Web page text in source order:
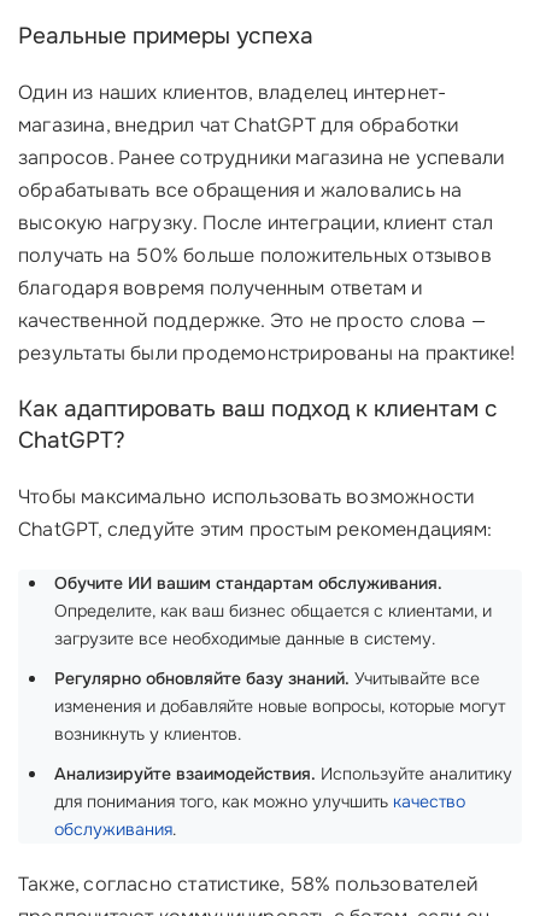
Реальные примеры успеха
Один из наших клиентов, владелец интернет-
магазина, внедрил чат ChatGPT для обработки
запросов. Ранее сотрудники магазина не успевали
обрабатывать все обращения и жаловались на
высокую нагрузку. После интеграции, клиент стал
получать на 50% больше положительных отзывов
благодаря вовремя полученным ответам и
качественной поддержке. Это не просто слова —
результаты были продемонстрированы на практике!
Как адаптировать ваш подход к клиентам с
ChatGPT?
Чтобы максимально использовать возможности
ChatGPT, следуйте этим простым рекомендациям:
Обучите ИИ вашим стандартам обслуживания.
Определите, как ваш бизнес общается с клиентами, и
загрузите все необходимые данные в систему.
Регулярно обновляйте базу знаний. Учитывайте все
изменения и добавляйте новые вопросы, которые могут
возникнуть у клиентов.
Анализируйте взаимодействия. Используйте аналитику
для понимания того, как можно улучшить качество
обслуживания.
Также, согласно статистике, 58% пользователей